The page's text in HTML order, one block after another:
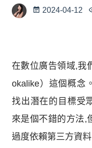
2024-04-12
在數位廣告領域,我
okalike）這個概念
找出潛在的目標受
來是個不錯的方法,
過度依賴第三方資料